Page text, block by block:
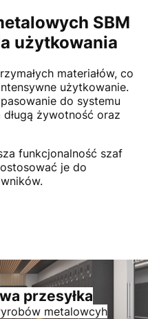
SBM
użytkowania
materiałów, co
użytkowanie.
do systemu
żywotność oraz
funkcjonalność szaf
je do
przesyłka
metalowcyh